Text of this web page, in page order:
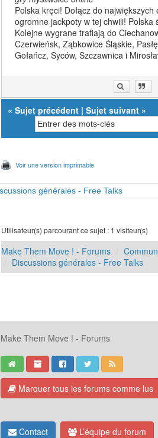
Polska kręci! Dołącz do
ogromne jackpoty w tej chwili! Polska
Kolejne wygrane trafiają do
Czerwieńsk, Ząbkowice Śląskie,
Gołańcz, Syców, Szczawnica i
«Sujet précédent |Sujet suivant »
Voir une version imprimable
Utilisateur(s) parcourant ce sujet : 1 visiteur(s)
Make Them Move ! - Forums
Discussions générales - Free Talks
Make Them Move ! - Forums
Marquer tous les forums comme lus
Contact L’équipe du forum